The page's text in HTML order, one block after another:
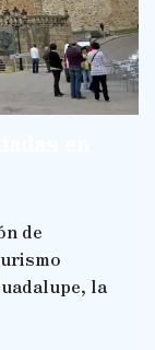
de
la